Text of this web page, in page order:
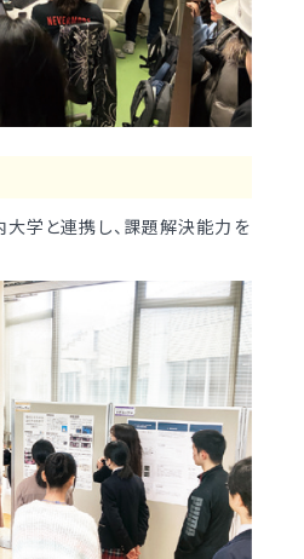
学と連携し、課題解決能力を